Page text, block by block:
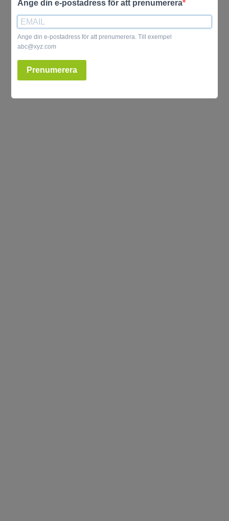
Ange din e-postadress för att prenumerera
Ange din e-postadress för att prenumerera. Till exempel
abc@xyz.com
Prenumerera